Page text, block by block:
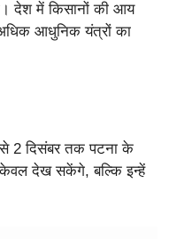
देश में किसानों की आय
आधुनिक यंत्रों का
से 2 दिसंबर तक पटना के
केवल देख सकेंगे, बल्कि इन्हें